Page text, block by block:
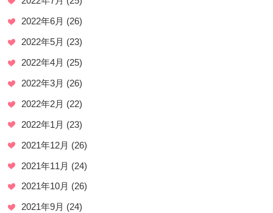
2022年6月 (26)
2022年5月 (23)
2022年4月 (25)
2022年3月 (26)
2022年2月 (22)
2022年1月 (23)
2021年12月 (26)
2021年11月 (24)
2021年10月 (26)
2021年9月 (24)